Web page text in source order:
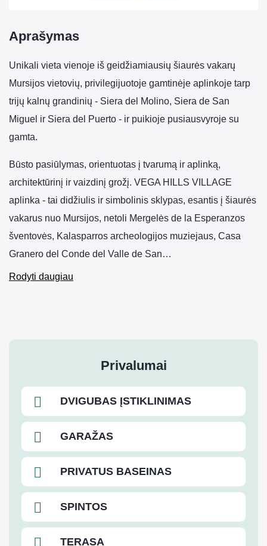
Aprašymas
Unikali vieta vienoje iš geidžiamiausių šiaurės vakarų
Mursijos vietovių, privilegijuotoje gamtinėje aplinkoje tarp
trijų kalnų grandinių - Siera del Molino, Siera de San
Miguel ir Siera del Puerto - ir puikioje pusiausvyroje su
gamta.
Būsto pasiūlymas, orientuotas į tvarumą ir aplinką,
architektūrinį ir vaizdinį grožį. VEGA HILLS VILLAGE
aplinka - tai didžiulis ir simbolinis sklypas, esantis į šiaurės
vakarus nuo Mursijos, netoli Mergelės de la Esperanzos
šventovės, Kalasparros archeologijos muziejaus, Casa
Granero del Conde del Valle de San…
Rodyti daugiau
Privalumai
DVIGUBAS ĮSTIKLINIMAS
GARAŽAS
PRIVATUS BASEINAS
SPINTOS
TERASA